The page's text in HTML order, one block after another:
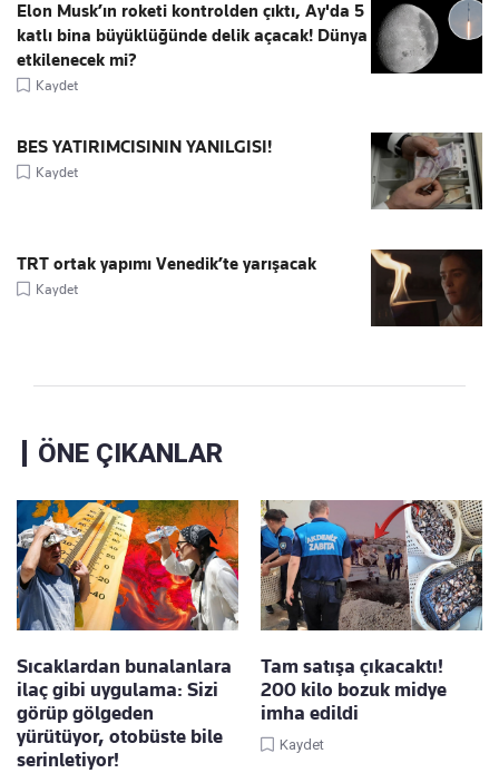
Elon Musk’ın roketi kontrolden çıktı, Ay'da 5
katlı bina büyüklüğünde delik açacak! Dünya
etkilenecek mi?
Kaydet
BES YATIRIMCISININ YANILGISI!
Kaydet
TRT ortak yapımı Venedik’te yarışacak
Kaydet
ÖNE ÇIKANLAR
Sıcaklardan bunalanlara
ilaç gibi uygulama: Sizi
görüp gölgeden
yürütüyor, otobüste bile
serinletiyor!
Tam satışa çıkacaktı!
200 kilo bozuk midye
imha edildi
Kaydet